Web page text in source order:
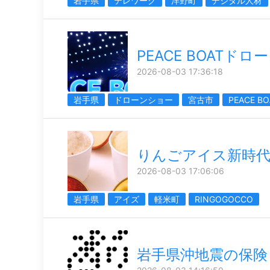
PEACE BOATドロ
2026-08-03 17:36:18
岩手県 ドローンショー 宮古市 PEACE
りんごアイス新時代
2026-08-03 17:06:06
岩手県 アイズ 軽米町 RINGOGOCCO
岩手県沖地震の保険